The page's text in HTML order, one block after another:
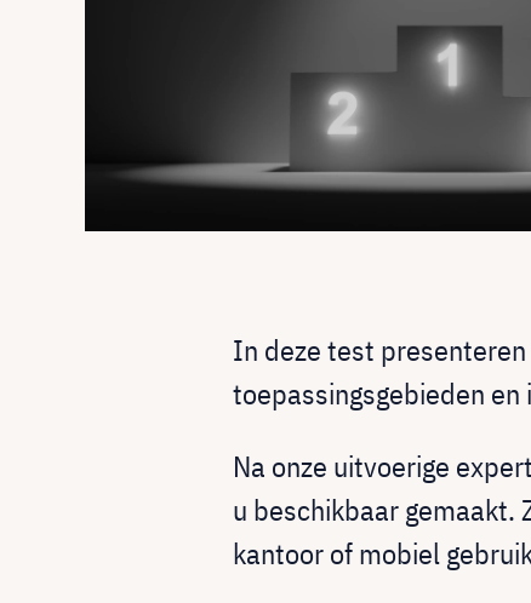
In deze test
toepassingsgebieden
Na onze uitvoerige
u beschikbaar gemaakt.
kantoor of mobiel